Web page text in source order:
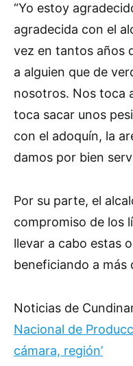
“Yo estoy
agradecida con el
vez en tantos años
a alguien que de
nosotros. Nos toca
toca sacar unos
con el adoquín, la
damos por bien
Por su parte, el
compromiso de los
llevar a cabo estas
beneficiando a más
Noticias de
Nacional de
cámara, región’